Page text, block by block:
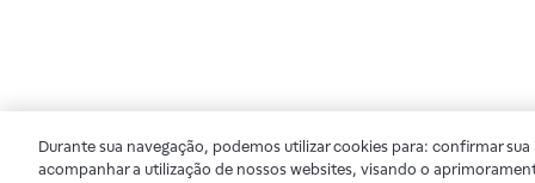
Durante sua navegação, podemos utilizar cookies para: confirmar
acompanhar a utilização de nossos websites, visando o